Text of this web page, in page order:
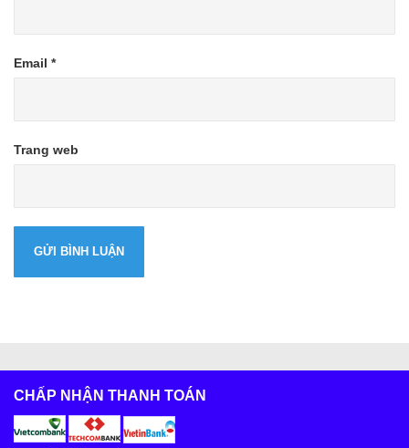
Email *
Trang web
CHẤP NHẬN THANH TOÁN